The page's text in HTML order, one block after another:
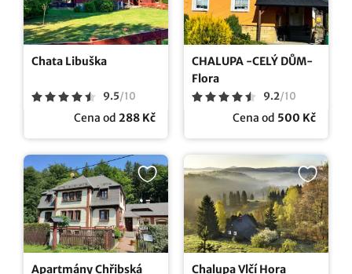
Chata Libuška
9.5/10
Cena od 288 Kč
CHALUPA -CELÝ DŮM-
Flora
9.2/10
Cena od 500 Kč
Apartmány Chřibská Chalupa Vlčí Hora